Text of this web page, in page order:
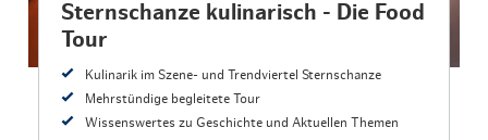
Sternschanze kulinarisch - Die Food
Tour
Kulinarik im Szene- und Trendviertel Sternschanze
Mehrstündige begleitete Tour
Wissenswertes zu Geschichte und Aktuellen Themen